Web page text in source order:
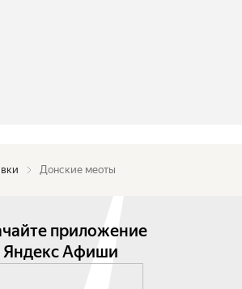
Донские меоты
приложение
Яндекс Афиши